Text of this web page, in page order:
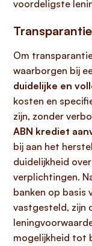
voordeligste
Om
waarborgen bij
duidelijke en
kosten en
zijn, zonder
ABN krediet
bij aan het
duidelijkheid
verplichtingen.
banken op basis
vastgesteld, zijn
mogelijkheid tot